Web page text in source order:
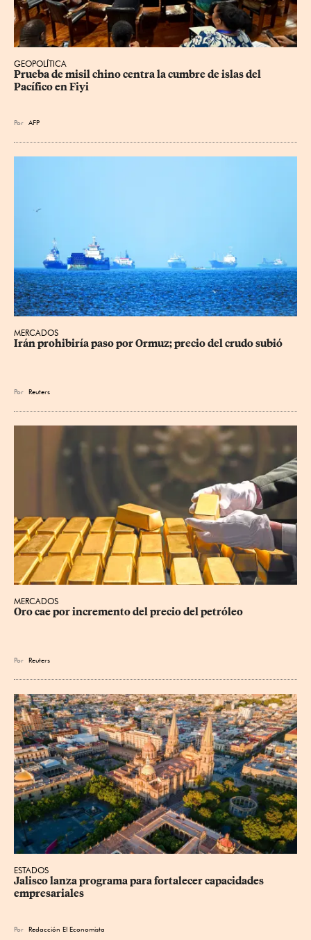
GEOPOLÍTICA
Prueba de misil chino centra la cumbre de islas del
Pacífico en Fiyi
Por AFP
MERCADOS
Irán prohibiría paso por Ormuz; precio del crudo subió
Por Reuters
MERCADOS
Oro cae por incremento del precio del petróleo
Por Reuters
ESTADOS
Jalisco lanza programa para fortalecer capacidades
empresariales
Por Redacción El Economista